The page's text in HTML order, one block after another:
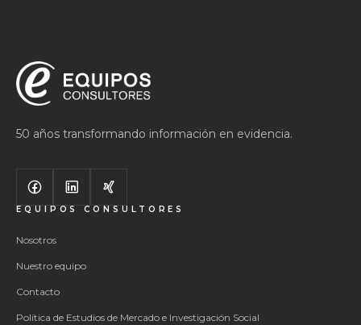
50 años transformando información en evidencia.
EQUIPOS CONSULTORES
Nosotros
Nuestro equipo
Contacto
Política de Estudios de Mercado e Investigación Social